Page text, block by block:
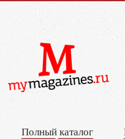
Полный каталог